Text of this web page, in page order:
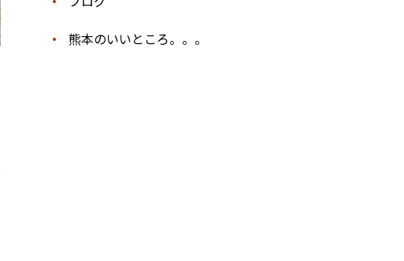
熊本のいいところ。。。